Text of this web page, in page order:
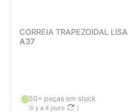
CORREIA TRAPEZOIDAL LISA
A37
50+ peças em stock
(il y a 4 jours )